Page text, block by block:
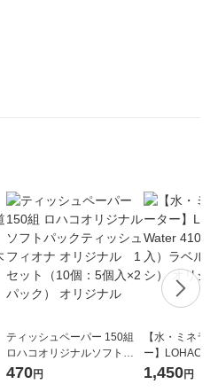
ティッシュペーパー 150組
ロハコオリジナルソフトパ
ックティッシュ フィオナ オ
470円
【水・ミネラ
ー】LOHACO
1箱（20本入
（イチオシ）
1,450円